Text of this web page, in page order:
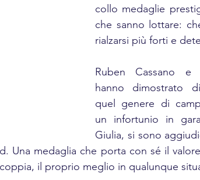
collo medaglie
che sanno lottare:
rialzarsi più forti e
Ruben Cassano e
hanno dimostrato
quel genere di
un infortunio in
Giulia, si sono
Una medaglia che porta con sé il
il proprio meglio in qualunque